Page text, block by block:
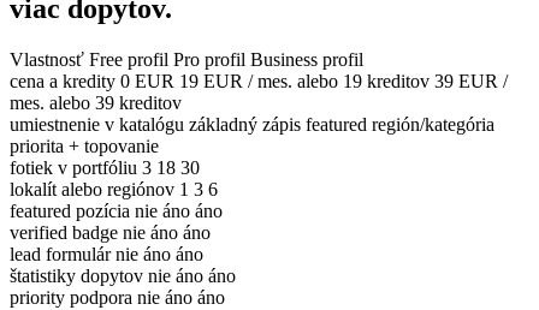
viac dopytov.
Vlastnosť Free profil Pro profil Business profil
cena a kredity 0 EUR 19 EUR / mes. alebo 19 kreditov 39 EUR /
mes. alebo 39 kreditov
umiestnenie v katalógu základný zápis featured región/kategória
priorita + topovanie
fotiek v portfóliu 3 18 30
lokalít alebo regiónov 1 3 6
featured pozícia nie áno áno
verified badge nie áno áno
lead formulár nie áno áno
štatistiky dopytov nie áno áno
priority podpora nie áno áno